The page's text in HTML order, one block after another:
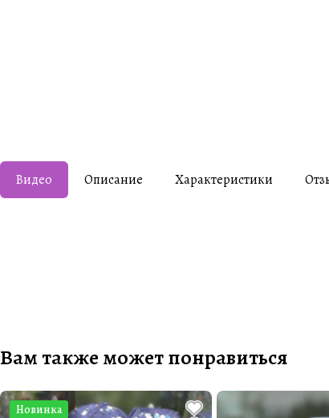
Видео Описание Характеристики
Вам также может понравиться
Новинка